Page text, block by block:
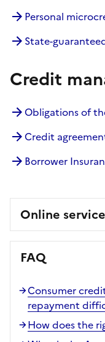
Personal
State-
Credit
Obligations of
Credit
Borrower
Online
FAQ
Consumer
repayment
How does the